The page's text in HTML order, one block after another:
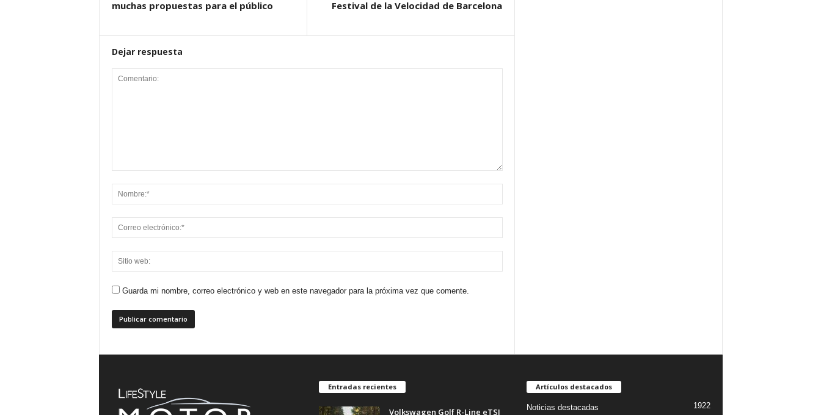
muchas propuestas para el público
Festival de la Velocidad de Barcelona
Dejar respuesta
Guarda mi nombre, correo electrónico y web en este navegador para la próxima vez que comente.
Entradas recientes
Volkswagen Golf R-Line eTSI
Artículos destacados
Noticias destacadas 1922